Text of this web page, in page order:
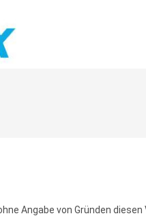
Angabe von Gründen